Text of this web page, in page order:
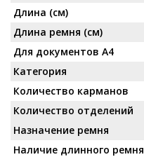
Длина (см)
Длина ремня (см)
Для документов А4
Категория
Количество карманов
Количество отделений
Назначение ремня
Наличие длинного ремня